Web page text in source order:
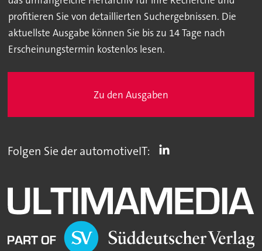
profitieren Sie von detaillierten Suchergebnissen. Die
aktuellste Ausgabe können Sie bis zu 14 Tage nach
Erscheinungstermin kostenlos lesen.
Zu den Ausgaben
Folgen Sie der automotiveIT: